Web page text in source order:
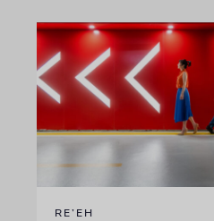
RE’EH